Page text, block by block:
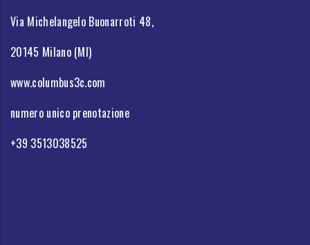
Via Michelangelo Buonarroti 48,
20145 Milano (MI)
www.columbus3c.com
numero unico prenotazione
+39 3513038525